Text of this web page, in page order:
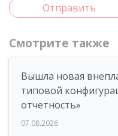
Отправить
Смотрите также
Вышла новая
типовой
отчетность»
07.08.2026